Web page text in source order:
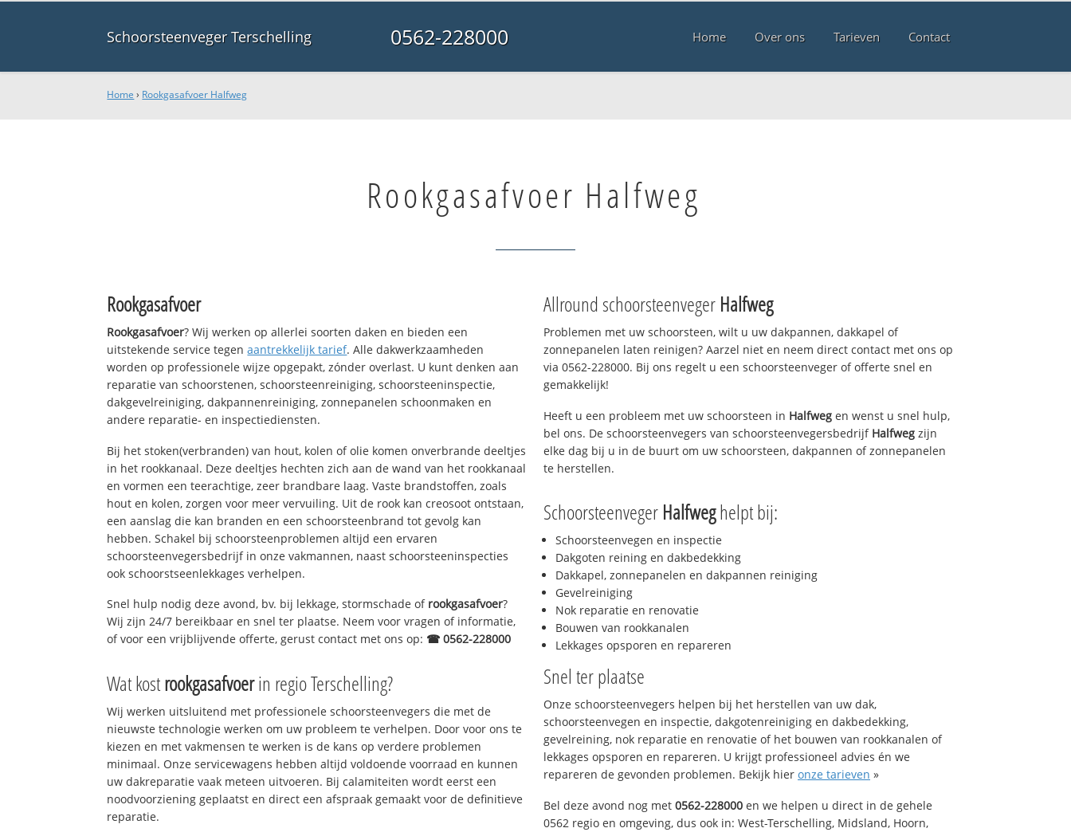
Schoorsteenveger Terschelling 0562-228000 Home Over ons Tarieven Contact
Home › Rookgasafvoer Halfweg
Rookgasafvoer Halfweg
Rookgasafvoer
Rookgasafvoer? Wij werken op allerlei soorten daken en bieden een
uitstekende service tegenaantrekkelijk tarief. Alle dakwerkzaamheden
worden op professionele wijze opgepakt, zónder overlast. U kunt denken aan
reparatie van schoorstenen, schoorsteenreiniging, schoorsteeninspectie,
dakgevelreiniging, dakpannenreiniging, zonnepanelen schoonmaken en
andere reparatie- en inspectiediensten.
Bij het stoken(verbranden) van hout, kolen of olie komen onverbrande deeltjes
in het rookkanaal. Deze deeltjes hechten zich aan de wand van het rookkanaal
en vormen een teerachtige, zeer brandbare laag. Vaste brandstoffen, zoals
hout en kolen, zorgen voor meer vervuiling. Uit de rook kan creosoot ontstaan,
een aanslag die kan branden en een schoorsteenbrand tot gevolg kan
hebben. Schakel bij schoorsteenproblemen altijd een ervaren
schoorsteenvegersbedrijf in onze vakmannen, naast schoorsteeninspecties
ook schoorstseenlekkages verhelpen.
Snel hulp nodig deze avond, bv. bij lekkage, stormschade of rookgasafvoer?
Wij zijn 24/7 bereikbaar en snel ter plaatse. Neem voor vragen of informatie,
of voor een vrijblijvende offerte, gerust contact met ons op: ☎ 0562-228000
Wat kostrookgasafvoerin regio Terschelling?
Wij werken uitsluitend met professionele schoorsteenvegers die met de
nieuwste technologie werken om uw probleem te verhelpen. Door voor ons te
kiezen en met vakmensen te werken is de kans op verdere problemen
minimaal. Onze servicewagens hebben altijd voldoende voorraad en kunnen
uw dakreparatie vaak meteen uitvoeren. Bij calamiteiten wordt eerst een
noodvoorziening geplaatst en direct een afspraak gemaakt voor de definitieve
reparatie.
Allround schoorsteenveger Halfweg
Problemen met uw schoorsteen, wilt u uw dakpannen, dakkapel of
zonnepanelen laten reinigen? Aarzel niet en neem direct contact met ons op
via 0562-228000. Bij ons regelt u een schoorsteenveger of offerte snel en
gemakkelijk!
Heeft u een probleem met uw schoorsteen in Halfweg en wenst u snel hulp,
bel ons. De schoorsteenvegers van schoorsteenvegersbedrijf Halfweg zijn
elke dag bij u in de buurt om uw schoorsteen, dakpannen of zonnepanelen
te herstellen.
Schoorsteenveger Halfweghelpt bij:
Schoorsteenvegen en inspectie
Dakgoten reining en dakbedekking
Dakkapel, zonnepanelen en dakpannen reiniging
Gevelreiniging
Nok reparatie en renovatie
Bouwen van rookkanalen
Lekkages opsporen en repareren
Snel ter plaatse
Onze schoorsteenvegers helpen bij het herstellen van uw dak,
schoorsteenvegen en inspectie, dakgotenreiniging en dakbedekking,
gevelreining, nok reparatie en renovatie of het bouwen van rookkanalen of
lekkages opsporen en repareren. U krijgt professioneel advies én we
repareren de gevonden problemen. Bekijk hier onze tarieven »
Bel deze avond nog met 0562-228000 en we helpen u direct in de gehele
0562 regio en omgeving, dus ook in: West-Terschelling, Midsland, Hoorn,